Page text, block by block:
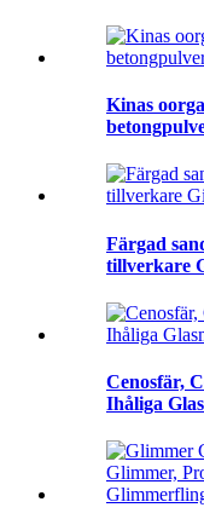
Kinas
Färgad
tillverkare
Cenosfär,
Ihåliga